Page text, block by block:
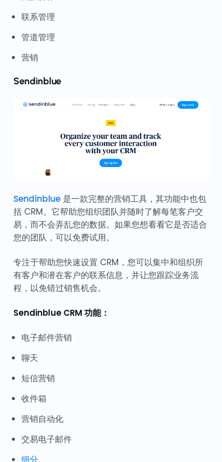
联系管理
管道管理
营销
Sendinblue
Sendinblue是一款完整的营销工具，其功能中也包
括 CRM。它帮助您组织团队并随时了解每笔客户交
易，而不会弄乱您的数据。如果您想看看它是否适合
您的团队，可以免费试用。
专注于帮助您快速设置 CRM，您可以集中和组织所
有客户和潜在客户的联系信息，并让您跟踪业务流
程，以免错过销售机会。
Sendinblue CRM 功能：
电子邮件营销
聊天
短信营销
收件箱
营销自动化
交易电子邮件
细分